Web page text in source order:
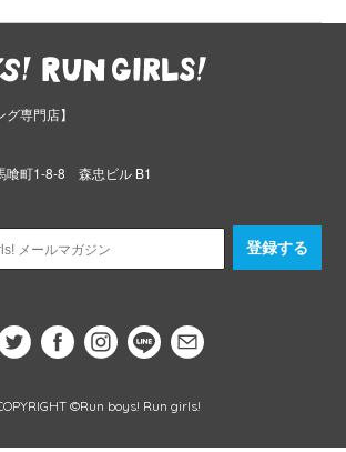
専門店】
喰町1-8-8 森忠ビル B1
登録する
©Run boys! Run girls!